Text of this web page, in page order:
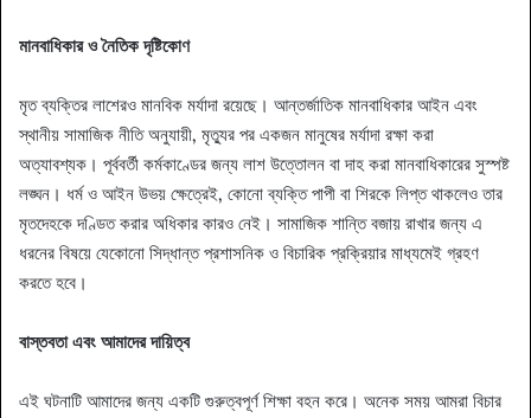
মানবাধিকার ও নৈতিক দৃষ্টিকোণ
মৃত ব্যক্তির লাশেরও মানবিক মর্যাদা রয়েছে। আন্তর্জাতিক মানবাধিকার আইন এবং
স্থানীয় সামাজিক নীতি অনুযায়ী, মৃত্যুর পর একজন মানুষের মর্যাদা রক্ষা করা
অত্যাবশ্যক। পূর্ববর্তী কর্মকাণ্ডের জন্য লাশ উত্তোলন বা দাহ করা মানবাধিকারের সুস্পষ্ট
লঙ্ঘন। ধর্ম ও আইন উভয় ক্ষেত্রেই, কোনো ব্যক্তি পাপী বা শিরকে লিপ্ত থাকলেও তার
মৃতদেহকে দণ্ডিত করার অধিকার কারও নেই। সামাজিক শান্তি বজায় রাখার জন্য এ
ধরনের বিষয়ে যেকোনো সিদ্ধান্ত প্রশাসনিক ও বিচারিক প্রক্রিয়ার মাধ্যমেই গ্রহণ
করতে হবে।
বাস্তবতা এবং আমাদের দায়িত্ব
এই ঘটনাটি আমাদের জন্য একটি গুরুত্বপূর্ণ শিক্ষা বহন করে। অনেক সময় আমরা বিচার